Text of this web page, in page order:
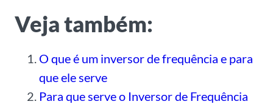
Veja também:
O que é um inversor de frequência e para
que ele serve
Para que serve o Inversor de Frequência